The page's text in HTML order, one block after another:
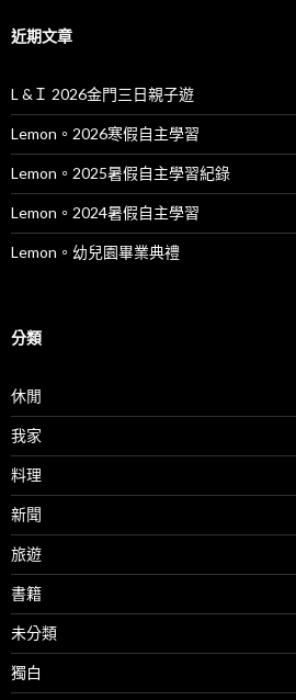
近期文章
L &Ｉ 2026金門三日親子遊
Lemon。2026寒假自主學習
Lemon。2025暑假自主學習紀錄
Lemon。2024暑假自主學習
Lemon。幼兒園畢業典禮
分類
休閒
我家
料理
新聞
旅遊
書籍
未分類
獨白